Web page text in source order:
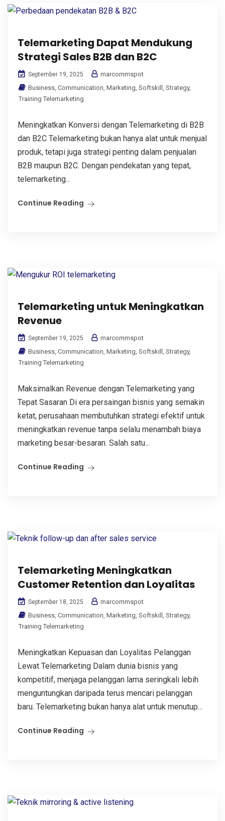
Telemarketing Dapat Mendukung
Strategi Sales B2B dan B2C
September 19, 2025
marcommspot
Business Communication Marketing Softskill Strategy,
Training Telemarketing
Meningkatkan Konversi dengan Telemarketing di B2B
dan B2C Telemarketing bukan hanya alat untuk menjual
produk, tetapi juga strategi penting dalam penjualan
B2B maupun B2C. Dengan pendekatan yang tepat,
telemarketing...
Continue Reading
Telemarketing untuk Meningkatkan
Revenue
September 19, 2025
marcommspot
Business Communication Marketing Softskill Strategy,
Training Telemarketing
Maksimalkan Revenue dengan Telemarketing yang
Tepat Sasaran Di era persaingan bisnis yang semakin
ketat, perusahaan membutuhkan strategi efektif untuk
meningkatkan revenue tanpa selalu menambah biaya
marketing besar-besaran. Salah satu...
Continue Reading
Telemarketing Meningkatkan
Customer Retention dan Loyalitas
September 18, 2025
marcommspot
Business, Communication, Marketing, Softskill , Strategy,
Training Telemarketing
Meningkatkan Kepuasan dan Loyalitas Pelanggan
Lewat Telemarketing Dalam dunia bisnis yang
kompetitif, menjaga pelanggan lama seringkali lebih
menguntungkan daripada terus mencari pelanggan
baru. Telemarketing bukan hanya alat untuk menutup...
Continue Reading